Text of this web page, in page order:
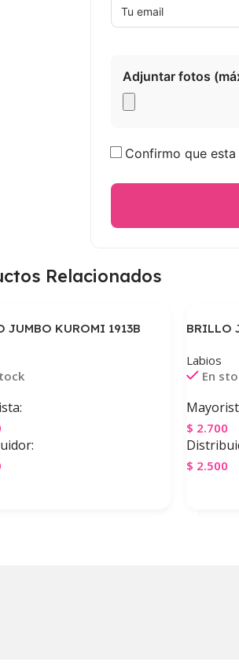
Adjuntar fotos
Confirmo que
Relacionados
JUMBO KUROMI 1913B BRILLO
Labios
En
$ 2.700
$ 2.500